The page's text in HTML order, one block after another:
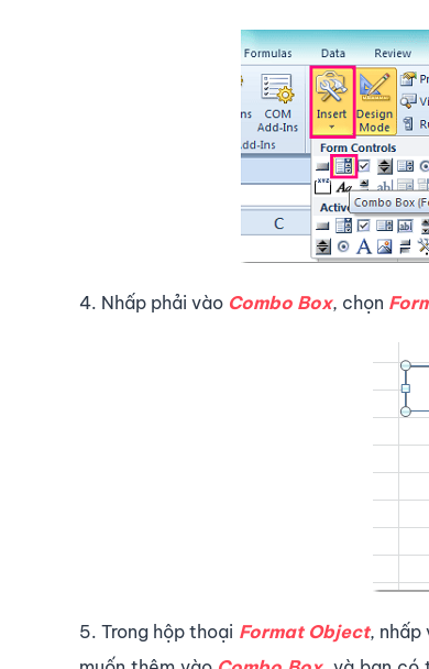
4. Nhấp phải vào Combo Box, chọn
5. Trong hộp thoại Format Object, nhấp